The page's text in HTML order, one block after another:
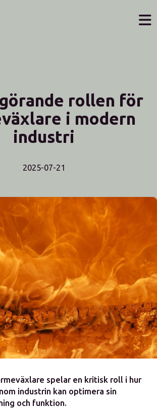
rollen för
i modern
industri
2025-07-21
spelar en kritisk roll i hur
industrin kan optimera sin
och funktion.